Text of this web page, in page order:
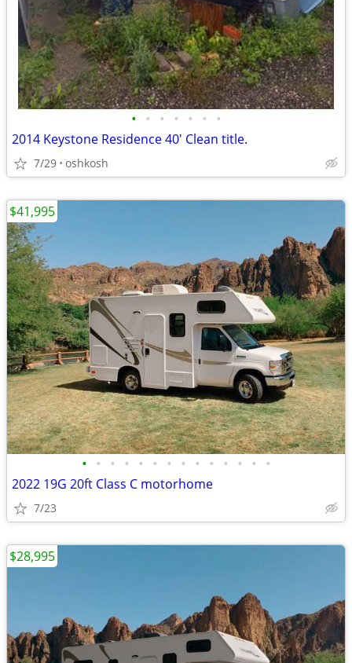
• • • • • • •
2014 Keystone Residence 40' Clean title.
7/29 oshkosh
• • • • • • • • • • • • • •
2022 19G 20ft Class C motorhome
7/23
$41,995
$28,995